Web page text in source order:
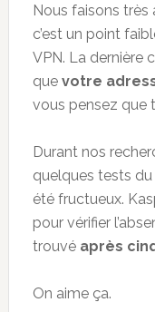
Nous faisons
c’est un point
VPN. La dernière
que votre
vous pensez que
Durant nos
quelques tests
été fructueux.
pour vérifier
trouvé après
On aime ça.